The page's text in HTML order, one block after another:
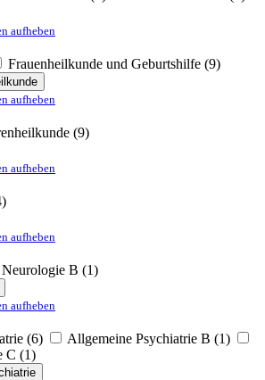
aufheben
Frauenheilkunde und Geburtshilfe (9)
aufheben
(9)
aufheben
aufheben
Neurologie B (1)
aufheben
(6) Allgemeine Psychiatrie B (1)
C (1)